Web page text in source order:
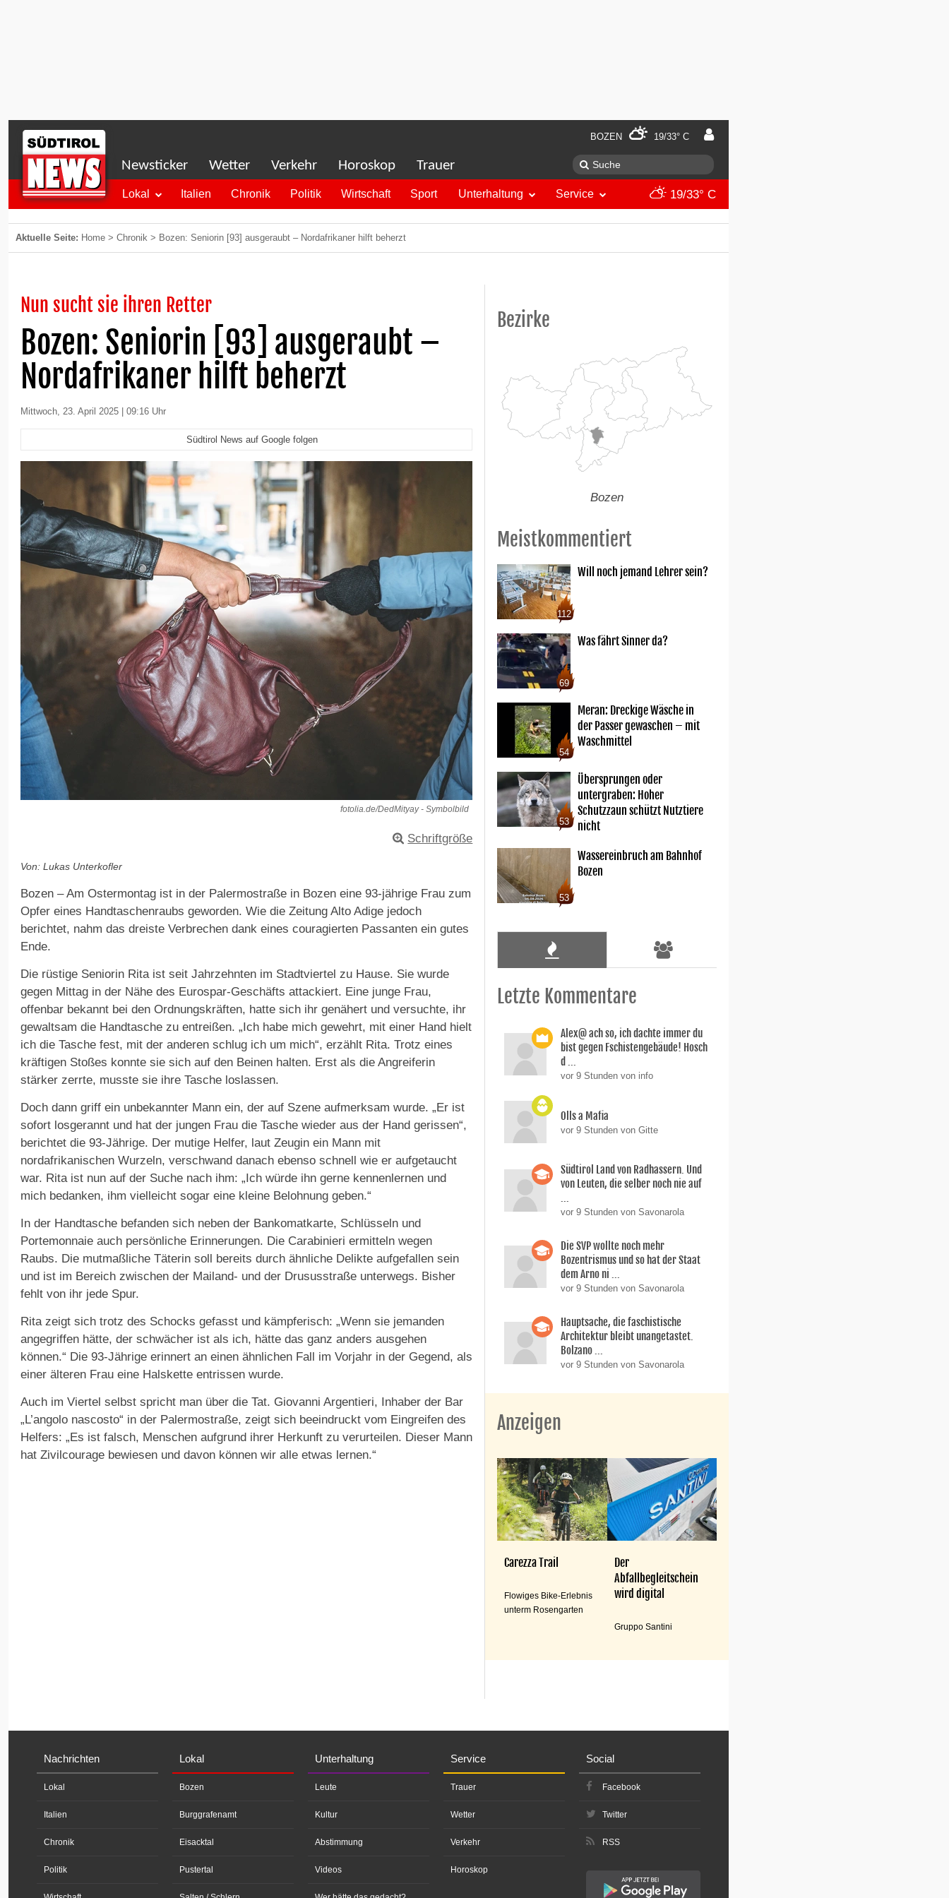
BOZEN 19/33° C
Newsticker Wetter Verkehr Horoskop Trauer
Lokal Italien Chronik Politik Wirtschaft Sport Unterhaltung Service 19/33° C
Aktuelle Seite: Home > Chronik > Bozen: Seniorin [93] ausgeraubt – Nordafrikaner hilft beherzt
Nun sucht sie ihren Retter
Bozen: Seniorin [93] ausgeraubt –
Nordafrikaner hilft beherzt
Mittwoch, 23. April 2025 | 09:16 Uhr
Südtirol News auf Google folgen
fotolia.de/DedMityay - Symbolbild
Schriftgröße
Von: Lukas Unterkofler
Bozen – Am Ostermontag ist in der Palermostraße in Bozen eine 93-jährige Frau zum
Opfer eines Handtaschenraubs geworden. Wie die Zeitung Alto Adige jedoch
berichtet, nahm das dreiste Verbrechen dank eines couragierten Passanten ein gutes
Ende.
Die rüstige Seniorin Rita ist seit Jahrzehnten im Stadtviertel zu Hause. Sie wurde
gegen Mittag in der Nähe des Eurospar-Geschäfts attackiert. Eine junge Frau,
offenbar bekannt bei den Ordnungskräften, hatte sich ihr genähert und versuchte, ihr
gewaltsam die Handtasche zu entreißen. „Ich habe mich gewehrt, mit einer Hand hielt
ich die Tasche fest, mit der anderen schlug ich um mich“, erzählt Rita. Trotz eines
kräftigen Stoßes konnte sie sich auf den Beinen halten. Erst als die Angreiferin
stärker zerrte, musste sie ihre Tasche loslassen.
Doch dann griff ein unbekannter Mann ein, der auf Szene aufmerksam wurde. „Er ist
sofort losgerannt und hat der jungen Frau die Tasche wieder aus der Hand gerissen“,
berichtet die 93-Jährige. Der mutige Helfer, laut Zeugin ein Mann mit
nordafrikanischen Wurzeln, verschwand danach ebenso schnell wie er aufgetaucht
war. Rita ist nun auf der Suche nach ihm: „Ich würde ihn gerne kennenlernen und
mich bedanken, ihm vielleicht sogar eine kleine Belohnung geben.“
In der Handtasche befanden sich neben der Bankomatkarte, Schlüsseln und
Portemonnaie auch persönliche Erinnerungen. Die Carabinieri ermitteln wegen
Raubs. Die mutmaßliche Täterin soll bereits durch ähnliche Delikte aufgefallen sein
und ist im Bereich zwischen der Mailand- und der Drususstraße unterwegs. Bisher
fehlt von ihr jede Spur.
Rita zeigt sich trotz des Schocks gefasst und kämpferisch: „Wenn sie jemanden
angegriffen hätte, der schwächer ist als ich, hätte das ganz anders ausgehen
können.“ Die 93-Jährige erinnert an einen ähnlichen Fall im Vorjahr in der Gegend, als
einer älteren Frau eine Halskette entrissen wurde.
Auch im Viertel selbst spricht man über die Tat. Giovanni Argentieri, Inhaber der Bar
„L’angolo nascosto“ in der Palermostraße, zeigt sich beeindruckt vom Eingreifen des
Helfers: „Es ist falsch, Menschen aufgrund ihrer Herkunft zu verurteilen. Dieser Mann
hat Zivilcourage bewiesen und davon können wir alle etwas lernen.“
Bezirke
Bozen
Meistkommentiert
112
Will noch jemand Lehrer sein?
69
Was fährt Sinner da?
54
Meran: Dreckige Wäsche in
der Passer gewaschen – mit
Waschmittel
53
Übersprungen oder
untergraben: Hoher
Schutzzaun schützt Nutztiere
nicht
53
Wassereinbruch am Bahnhof
Bozen
Letzte Kommentare
Alex@ ach so, ich dachte immer du
bist gegen Fschistengebäude! Hosch
d ...
vor 9 Stunden von info
Olls a Mafia
vor 9 Stunden von Gitte
Südtirol Land von Radhassern. Und
von Leuten, die selber noch nie auf
...
vor 9 Stunden von Savonarola
Die SVP wollte noch mehr
Bozentrismus und so hat der Staat
dem Arno ni ...
vor 9 Stunden von Savonarola
Hauptsache, die faschistische
Architektur bleibt unangetastet.
Bolzano ...
vor 9 Stunden von Savonarola
Anzeigen
Carezza Trail
Flowiges Bike-Erlebnis
unterm Rosengarten
Der
Abfallbegleitschein
wird digital
Gruppo Santini
Nachrichten
Lokal
Italien
Chronik
Politik
Lokal
Bozen
Burggrafenamt
Eisacktal
Pustertal
Unterhaltung
Leute
Kultur
Abstimmung
Videos
Service
Trauer
Wetter
Verkehr
Horoskop
Social
Facebook
Twitter
RSS